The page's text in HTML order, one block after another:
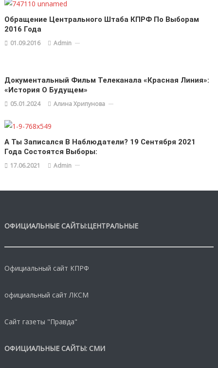
Обращение Центрального Штаба КПРФ По Выборам
2016 Года
01.09.2016 Admin
Документальный Фильм Телеканала «Красная Линия»:
«История О Будущем»
05.01.2024 Алина Хрипунова
А Ты Записался В Наблюдатели? 19 Сентября 2021
Года Состоятся Выборы:
17.06.2021 Admin
ОФИЦИАЛЬНЫЕ САЙТЫ:ЦЕНТРАЛЬНЫЕ
Официальный сайт КПРФ
официальный сайт ЛКСМ
Сайт газеты "Правда"
ОФИЦИАЛЬНЫЕ САЙТЫ: СМИ